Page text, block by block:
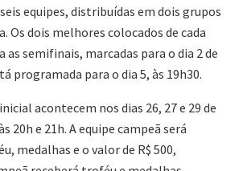
equipes, distribuídas em dois grupos
Os dois melhores colocados de cada
as semifinais, marcadas para o dia 2 de
programada para o dia 5, às 19h30.
acontecem nos dias 26, 27 e 29 de
20h e 21h. A equipe campeã será
medalhas e o valor de R$ 500,